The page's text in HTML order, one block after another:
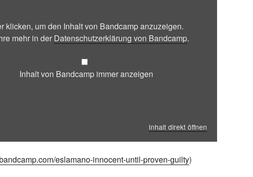
klicken, um den Inhalt von Bandcamp anzuzeigen.
mehr in der Datenschutzerklärung von Bandcamp.
Inhalt von Bandcamp immer anzeigen
Inhalt direkt öffnen
eslamano-innocent-until-proven-guilty)